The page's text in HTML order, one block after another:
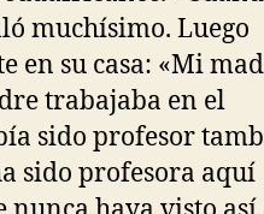
muchísimo. Luego
en su casa: «Mi
trabajaba en el
sido profesor
sido profesora aquí